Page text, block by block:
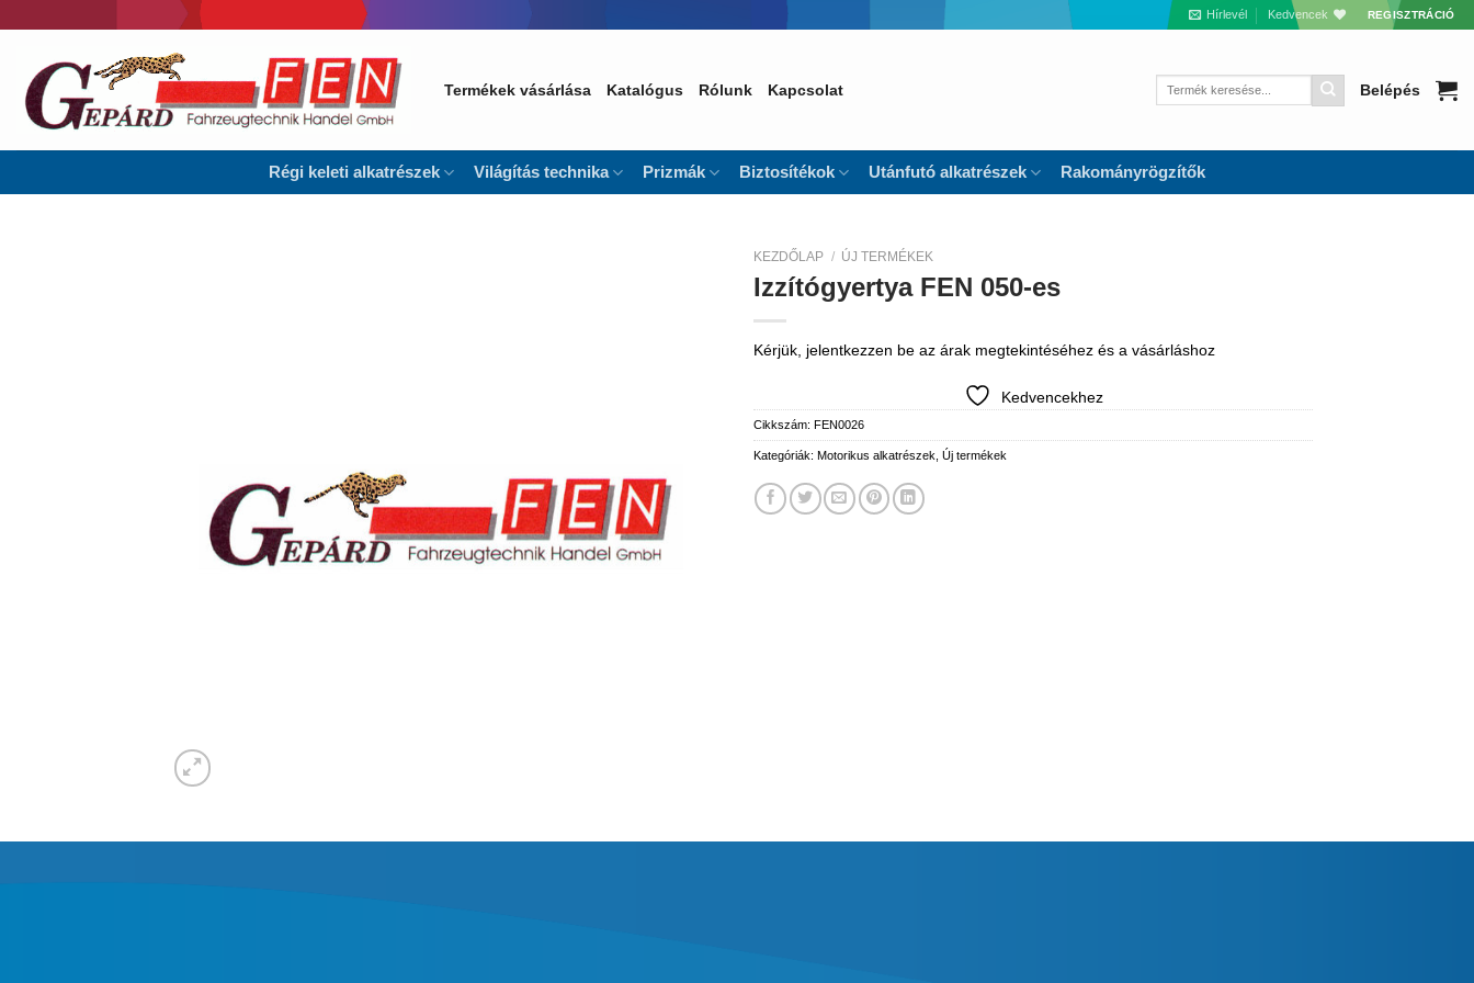
to
Hírlevél Kedvencek REGISZTRÁCIÓ
Termékek vásárlása Katalógus Rólunk Kapcsolat
Keresés
Belépés
Régi keleti alkatrészek Világítás technika Prizmák Biztosítékok Utánfutó alkatrészek Rakományrögzítők
KEZDŐLAP / ÚJ TERMÉKEK
Izzítógyertya FEN 050-es
Kérjük, jelentkezzen be az árak megtekintéséhez és a vásárláshoz
Kedvencekhez
Cikkszám: FEN0026
Kategóriák: Motorikus alkatrészek Új termékek